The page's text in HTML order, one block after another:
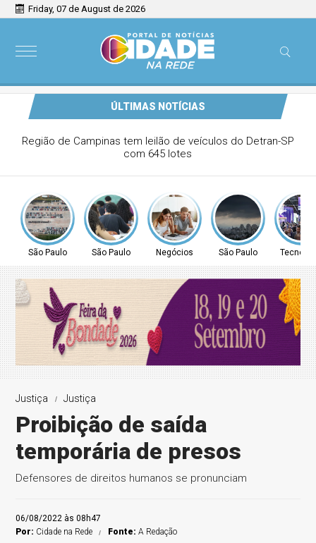
Friday, 07 de August de 2026
ÚLTIMAS NOTÍCIAS
off-site requer maquinário específico
São Paulo São Paulo Negócios São Paulo
Justiça Justiça
Proibição de saída
temporária de presos
Defensores de direitos humanos se pronunciam
06/08/2022 às 08h47
Por: Cidade na Rede Fonte:A Redação